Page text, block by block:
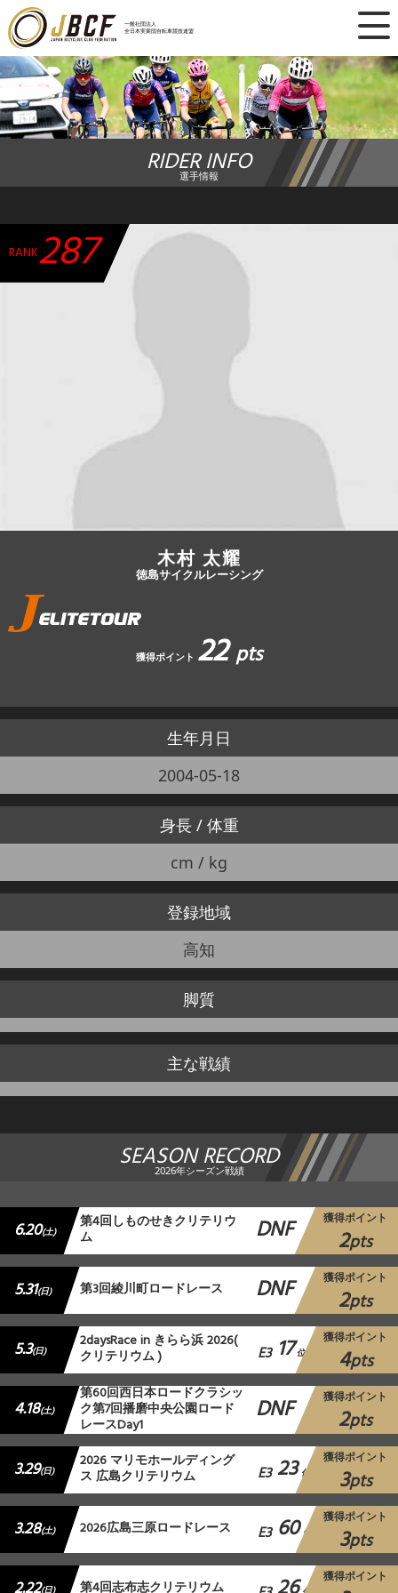
一般社団法人
全日本実業団自転車競技連盟
×
ニュース
レース日程
ランキング
チーム・選手
加盟・登録
エントリー
JBCF ROAD SERIESとは
RIDER INFO
選手情報
RANK287
木村 太耀
徳島サイクルレーシング
獲得ポイント 22pts
生年月日
2004-05-18
身長 / 体重
cm / kg
登録地域
高知
脚質
主な戦績
SEASON RECORD
2026年シーズン戦績
6.20(土) 第4回しものせきクリテリウ
ム DNF 獲得ポイント
2pts
5.31(日) 第3回綾川町ロードレース DNF 獲得ポイント
2pts
5.3(日) 2daysRace in きらら浜 2026(
クリテリウム ) E3 17 位
獲得ポイント
4pts
4.18(土)
第60回西日本ロードクラシッ
ク第7回播磨中央公園ロード
レースDay1 DNF 獲得ポイント
2pts
3.29(日) 2026 マリモホールディング
ス 広島クリテリウム E3 23 位
獲得ポイント
3pts
3.28(土) 2026広島三原ロードレース E3 60 位
獲得ポイント
3pts
第4回志布志クリテリウム
獲得ポイント